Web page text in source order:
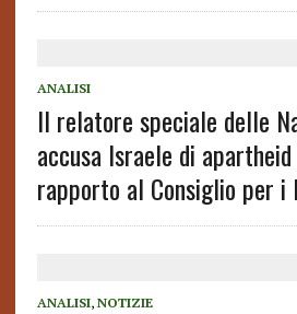
ANALISI
Il relatore speciale delle
accusa Israele di
rapporto al Consiglio per
ANALISI, NOTIZIE